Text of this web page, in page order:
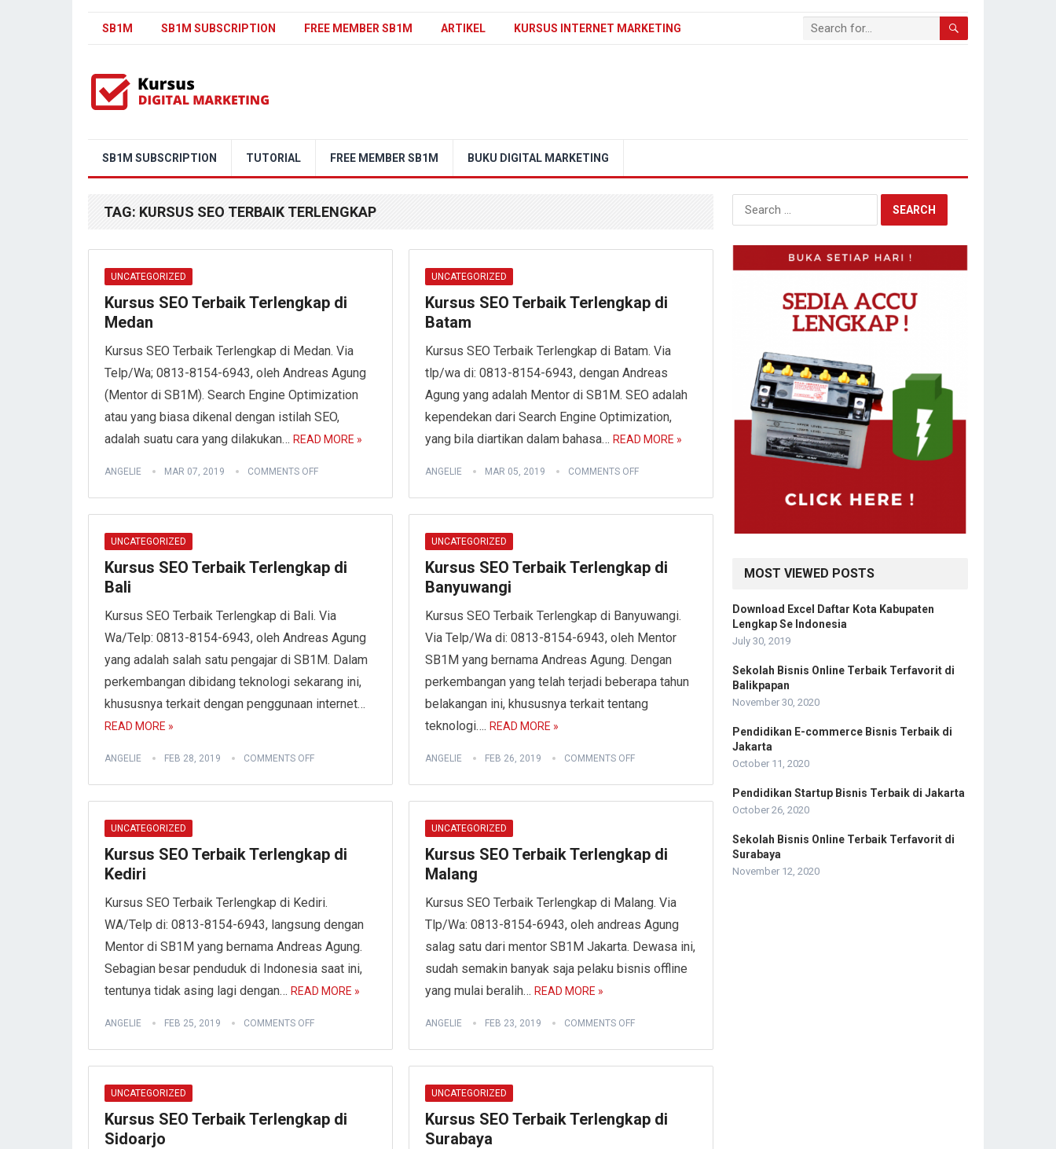
SB1M SB1M SUBSCRIPTION FREE MEMBER SB1M ARTIKEL KURSUS INTERNET MARKETING
SB1M SUBSCRIPTION TUTORIAL FREE MEMBER SB1M BUKU DIGITAL MARKETING
TAG: KURSUS SEO TERBAIK TERLENGKAP
UNCATEGORIZED
Kursus SEO Terbaik Terlengkap di
Medan
Kursus SEO Terbaik Terlengkap di Medan. Via
Telp/Wa; 0813-8154-6943, oleh Andreas Agung
(Mentor di SB1M). Search Engine Optimization
atau yang biasa dikenal dengan istilah SEO,
adalah suatu cara yang dilakukan… READ MORE »
ANGELIE MAR 07, 2019 COMMENTS OFF
UNCATEGORIZED
Kursus SEO Terbaik Terlengkap di
Batam
Kursus SEO Terbaik Terlengkap di Batam. Via
tlp/wa di: 0813-8154-6943, dengan Andreas
Agung yang adalah Mentor di SB1M. SEO adalah
kependekan dari Search Engine Optimization,
yang bila diartikan dalam bahasa… READ MORE »
ANGELIE MAR 05, 2019 COMMENTS OFF
UNCATEGORIZED
Kursus SEO Terbaik Terlengkap di
Bali
Kursus SEO Terbaik Terlengkap di Bali. Via
Wa/Telp: 0813-8154-6943, oleh Andreas Agung
yang adalah salah satu pengajar di SB1M. Dalam
perkembangan dibidang teknologi sekarang ini,
khususnya terkait dengan penggunaan internet…
READ MORE »
ANGELIE FEB 28, 2019 COMMENTS OFF
UNCATEGORIZED
Kursus SEO Terbaik Terlengkap di
Banyuwangi
Kursus SEO Terbaik Terlengkap di Banyuwangi.
Via Telp/Wa di: 0813-8154-6943, oleh Mentor
SB1M yang bernama Andreas Agung. Dengan
perkembangan yang telah terjadi beberapa tahun
belakangan ini, khususnya terkait tentang
teknologi…. READ MORE »
ANGELIE FEB 26, 2019 COMMENTS OFF
UNCATEGORIZED
Kursus SEO Terbaik Terlengkap di
Kediri
Kursus SEO Terbaik Terlengkap di Kediri.
WA/Telp di: 0813-8154-6943, langsung dengan
Mentor di SB1M yang bernama Andreas Agung.
Sebagian besar penduduk di Indonesia saat ini,
tentunya tidak asing lagi dengan… READ MORE »
ANGELIE FEB 25, 2019 COMMENTS OFF
UNCATEGORIZED
Kursus SEO Terbaik Terlengkap di
Malang
Kursus SEO Terbaik Terlengkap di Malang. Via
Tlp/Wa: 0813-8154-6943, oleh andreas Agung
salag satu dari mentor SB1M Jakarta. Dewasa ini,
sudah semakin banyak saja pelaku bisnis offline
yang mulai beralih… READ MORE »
ANGELIE FEB 23, 2019 COMMENTS OFF
UNCATEGORIZED
Kursus SEO Terbaik Terlengkap di
Sidoarjo
UNCATEGORIZED
Kursus SEO Terbaik Terlengkap di
Surabaya
Search
for:
MOST VIEWED POSTS
Download Excel Daftar Kota Kabupaten
Lengkap Se Indonesia
July 30, 2019
Sekolah Bisnis Online Terbaik Terfavorit di
Balikpapan
November 30, 2020
Pendidikan E-commerce Bisnis Terbaik di
Jakarta
October 11, 2020
Pendidikan Startup Bisnis Terbaik di Jakarta
October 26, 2020
Sekolah Bisnis Online Terbaik Terfavorit di
Surabaya
November 12, 2020